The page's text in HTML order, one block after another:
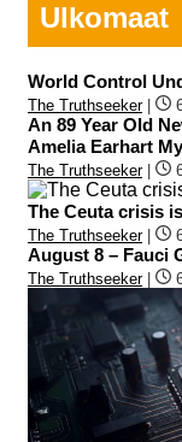
Ulkomaat
World Control
The Truthseeker|
An 89 Year Old
Amelia Earhart
The Truthseeker|
The Ceuta crisis
The Truthseeker|
August 8 – Fauci
The Truthseeker|